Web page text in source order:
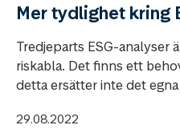
Mer tydlighet kring
Tredjeparts ESG-analyser
riskabla. Det finns ett
detta ersätter inte det
29.08.2022